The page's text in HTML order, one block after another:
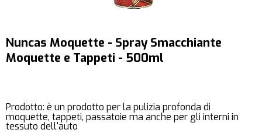
Nuncas Moquette - Spray Smacchiante
Moquette e Tappeti - 500ml
Prodotto: è un prodotto per la pulizia profonda di
moquette, tappeti, passatoie ma anche per gli interni in
tessuto dell'auto